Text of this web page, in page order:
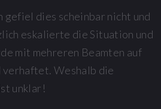
gefiel dies scheinbar nicht und
eskalierte die Situation und
mit mehreren Beamten auf
Weshalb die
unklar!